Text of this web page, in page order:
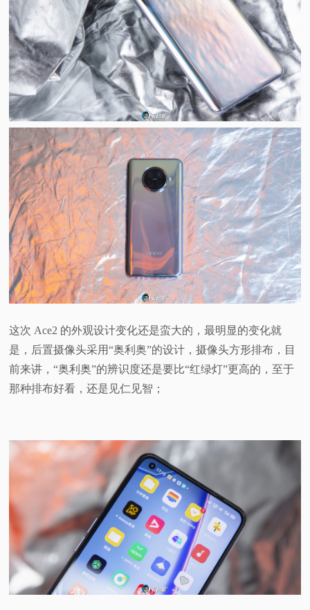
科
普
体
验
专
题
这次 Ace2 的外观设计变化还是蛮大的，最明显的变化就
是，后置摄像头采用“奥利奥”的设计，摄像头方形排布，目
前来讲，“奥利奥”的辨识度还是要比“红绿灯”更高的，至于
那种排布好看，还是见仁见智；